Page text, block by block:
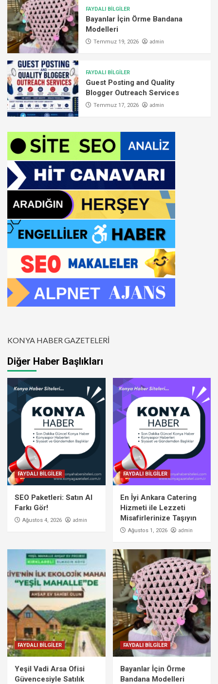
FAYDALI BİLGİLER
Bayanlar İçin Örme Bandana
Modelleri
Temmuz 19, 2026 admin
FAYDALI BİLGİLER
Guest Posting and Quality
Blogger Outreach Services
Temmuz 17, 2026 admin
KONYA HABER GAZETELERİ
Diğer Haber Başlıkları
FAYDALI BİLGİLER
SEO Paketleri: Satın Al
Farkı Gör!
Ağustos 4, 2026 admin
FAYDALI BİLGİLER
En İyi Ankara Catering
Hizmeti ile Lezzeti
Misafirlerinize Taşıyın
Ağustos 1, 2026 admin
FAYDALI BİLGİLER
Yeşil Vadi Arsa Ofisi
Güvencesiyle Satılık
FAYDALI BİLGİLER
Bayanlar İçin Örme
Bandana Modelleri